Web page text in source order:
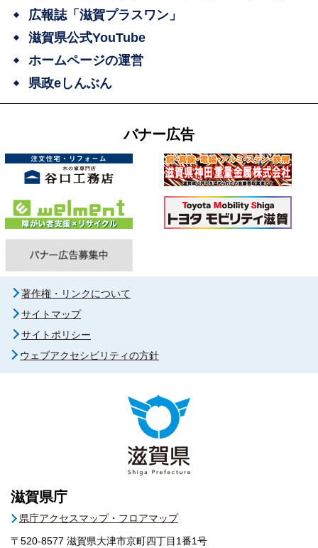
広報誌「滋賀プラスワン」
滋賀県公式YouTube
ホームページの運営
県政eしんぶん
バナー広告
著作権・リンクについて
サイトマップ
サイトポリシー
ウェブアクセシビリティの方針
滋賀県庁
県庁アクセスマップ・フロアマップ
〒520-8577 滋賀県大津市京町四丁目1番1号